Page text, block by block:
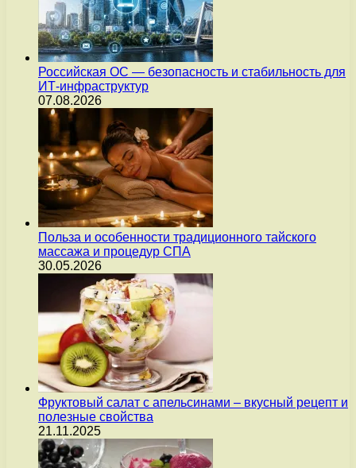
Российская ОС — безопасность и стабильность для
ИТ-инфраструктур
07.08.2026
Польза и особенности традиционного тайского
массажа и процедур СПА
30.05.2026
Фруктовый салат с апельсинами – вкусный рецепт и
полезные свойства
21.11.2025